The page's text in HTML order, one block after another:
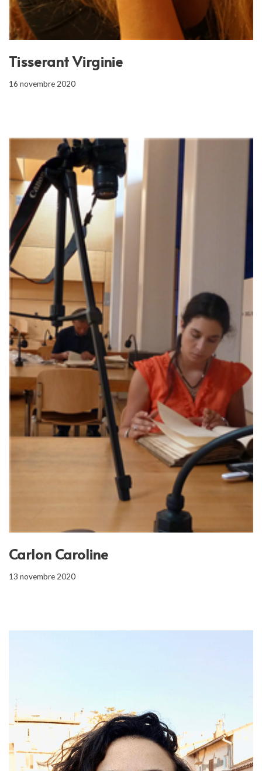
Tisserant Virginie
16 novembre 2020
Carlon Caroline
13 novembre 2020